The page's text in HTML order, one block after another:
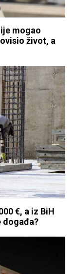
mogao
život, a
€, a iz BiH
događa?